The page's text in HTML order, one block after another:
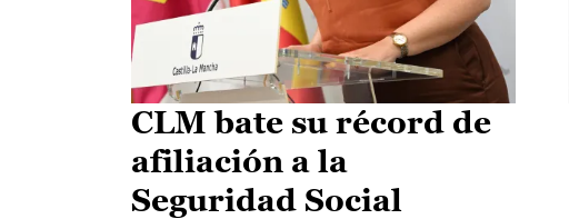
CLM bate su récord de
afiliación a la
Seguridad Social